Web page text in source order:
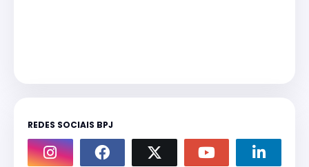
REDES SOCIAIS BPJ